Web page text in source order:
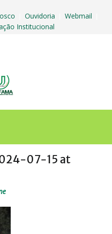
Ouvidoria Webmail
Institucional
07-15 at